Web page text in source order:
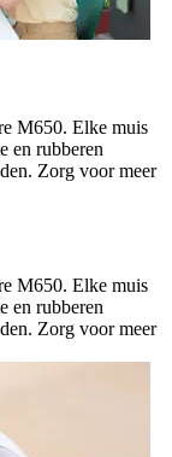
M650. Elke muis
en rubberen
Zorg voor meer
M650. Elke muis
en rubberen
Zorg voor meer